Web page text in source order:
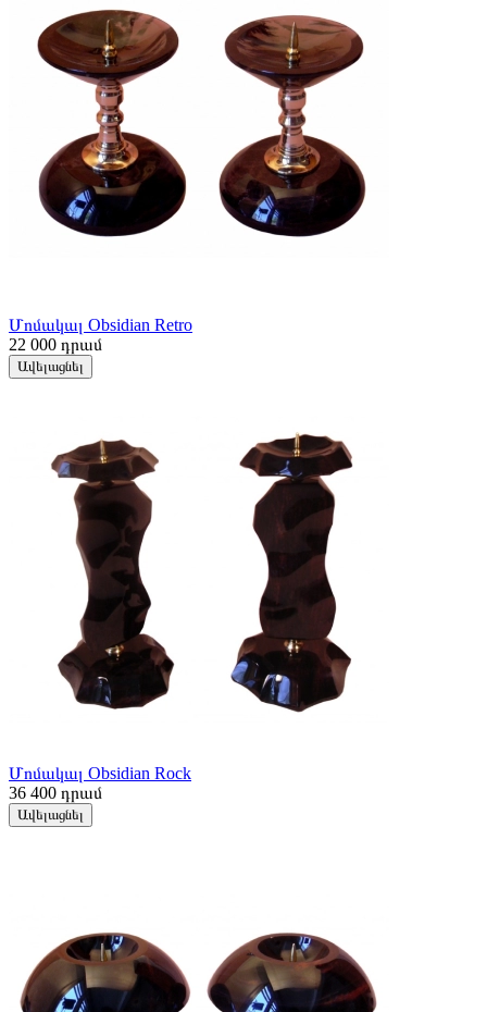
Մոմակալ Obsidian Retro
22 000 դրամ
Ավելացնել
Մոմակալ Obsidian Rock
36 400 դրամ
Ավելացնել